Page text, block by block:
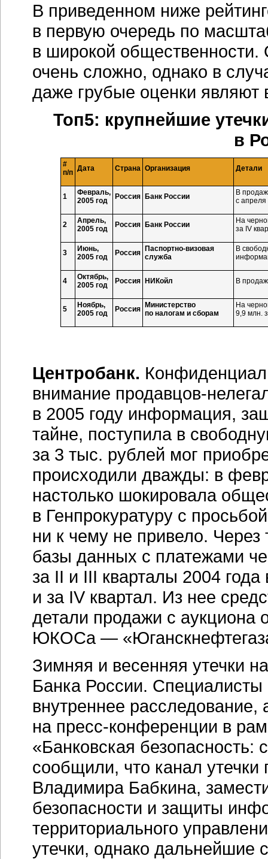
В приведенном ниже
в первую очередь по
в широкой
очень сложно, однако в
даже грубые оценки являют
Топ5: крупнейшие
в
#
п/п Дата Страна Организация Детали
1
Февраль,
2005 год
Россия Банк России
В
с апреля
2
Апрель,
2005 год
Россия Банк России
На
за IV
3
Июнь,
2005 год
Россия
Паспортно-визовая
служба
В
4
Октябрь,
2005 год
Россия НИКойл В
5
Ноябрь,
2005 год
Россия
Министерство
по налогам и сборам
На
9,9 млн.
Центробанк.
внимание продавцов-
в 2005 году информация,
тайне, поступила в
за 3 тыс. рублей мог
происходили дважды: в
настолько шокировала
в Генпрокуратуру с
ни к чему не привело.
базы данных с платежами
за II и III кварталы 2004
и за IV квартал. Из нее
детали продажи с аукциона
ЮКОСа —
Зимняя и весенняя утечки
Банка России.
внутреннее расследование,
на пресс-конференции в
«Банковская безопасность:
сообщили, что канал утечки
Владимира Бабкина,
безопасности и защиты
территориального
утечки, однако дальнейшие